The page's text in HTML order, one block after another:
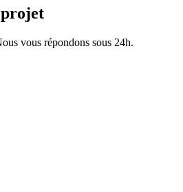
vous répondons sous 24h.